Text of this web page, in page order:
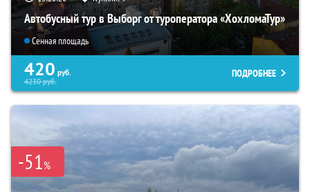
Автобусный тур в Выборг от туроператора «ХохломаТур»
Сенная площадь
420 руб.
4230руб.
ПОДРОБНЕЕ
-51%